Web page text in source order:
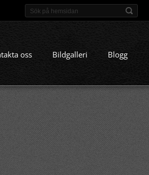
oss Bildgalleri Blogg